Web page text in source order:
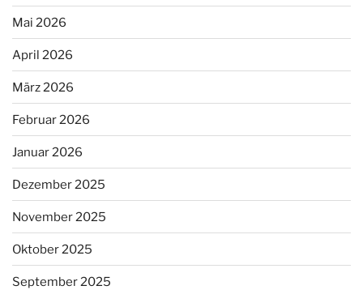
Mai 2026
April 2026
März 2026
Februar 2026
Januar 2026
Dezember 2025
November 2025
Oktober 2025
September 2025